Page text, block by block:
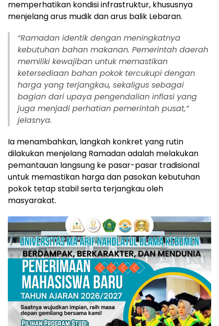
memperhatikan kondisi infrastruktur, khususnya
menjelang arus mudik dan arus balik Lebaran.
“Ramadan identik dengan meningkatnya
kebutuhan bahan makanan. Pemerintah daerah
memiliki kewajiban untuk memastikan
ketersediaan bahan pokok tercukupi dengan
harga yang terjangkau, sekaligus sebagai
bagian dari upaya pengendalian inflasi yang
juga menjadi perhatian pemerintah pusat,”
jelasnya.
Ia menambahkan, langkah konkret yang rutin
dilakukan menjelang Ramadan adalah melakukan
pemantauan langsung ke pasar-pasar tradisional
untuk memastikan harga dan pasokan kebutuhan
pokok tetap stabil serta terjangkau oleh
masyarakat.